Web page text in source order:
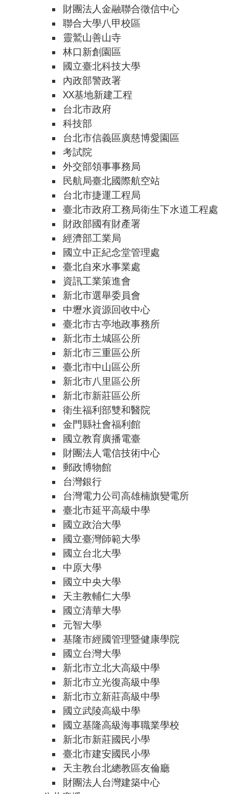
財團法人金融聯合徵信中心
聯合大學八甲校區
靈鷲山善山寺
林口新創園區
國立臺北科技大學
內政部警政署
XX基地新建工程
台北市政府
科技部
台北市信義區廣慈博愛園區
考試院
外交部領事事務局
民航局臺北國際航空站
台北市捷運工程局
臺北市政府工務局衛生下水道工程處
財政部國有財產署
經濟部工業局
國立中正紀念堂管理處
臺北自來水事業處
資訊工業策進會
新北市選舉委員會
中壢水資源回收中心
臺北市古亭地政事務所
新北市土城區公所
新北市三重區公所
臺北市中山區公所
新北市八里區公所
新北市新莊區公所
衛生福利部雙和醫院
金門縣社會福利館
國立教育廣播電臺
財團法人電信技術中心
郵政博物館
台灣銀行
台灣電力公司高雄楠旗變電所
臺北市延平高級中學
國立政治大學
國立臺灣師範大學
國立台北大學
中原大學
國立中央大學
天主教輔仁大學
國立清華大學
元智大學
基隆市經國管理暨健康學院
國立台灣大學
新北市立北大高級中學
新北市立光復高級中學
新北市立新莊高級中學
國立武陵高級中學
國立基隆高級海事職業學校
新北市新莊國民小學
臺北市建安國民小學
天主教台北總教區友倫廳
財團法人台灣建築中心